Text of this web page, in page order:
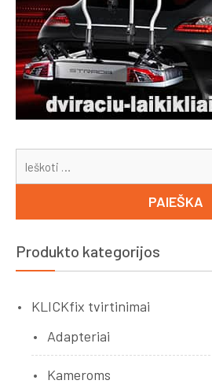
Produkto kategorijos
KLICKfix tvirtinimai
Adapteriai
Kameroms